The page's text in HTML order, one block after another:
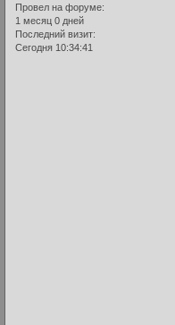
Провел на форуме:
1 месяц 0 дней
Последний визит:
Сегодня 10:34:41